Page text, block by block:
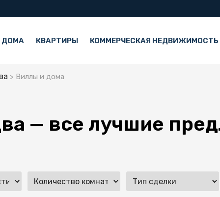
ДОМА КВАРТИРЫ КОММЕРЧЕСКАЯ НЕДВИЖИМОСТЬ
Виллы и дома
— все лучшие